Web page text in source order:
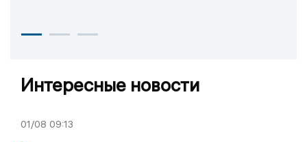
Интересные новости
01/08 09:13